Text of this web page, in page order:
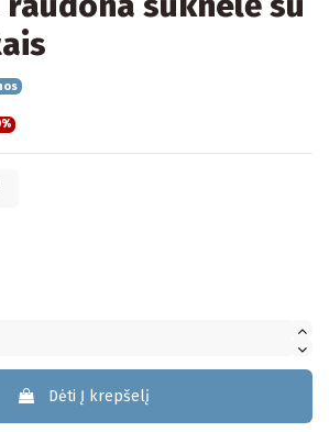
Dėti Į krepšelį